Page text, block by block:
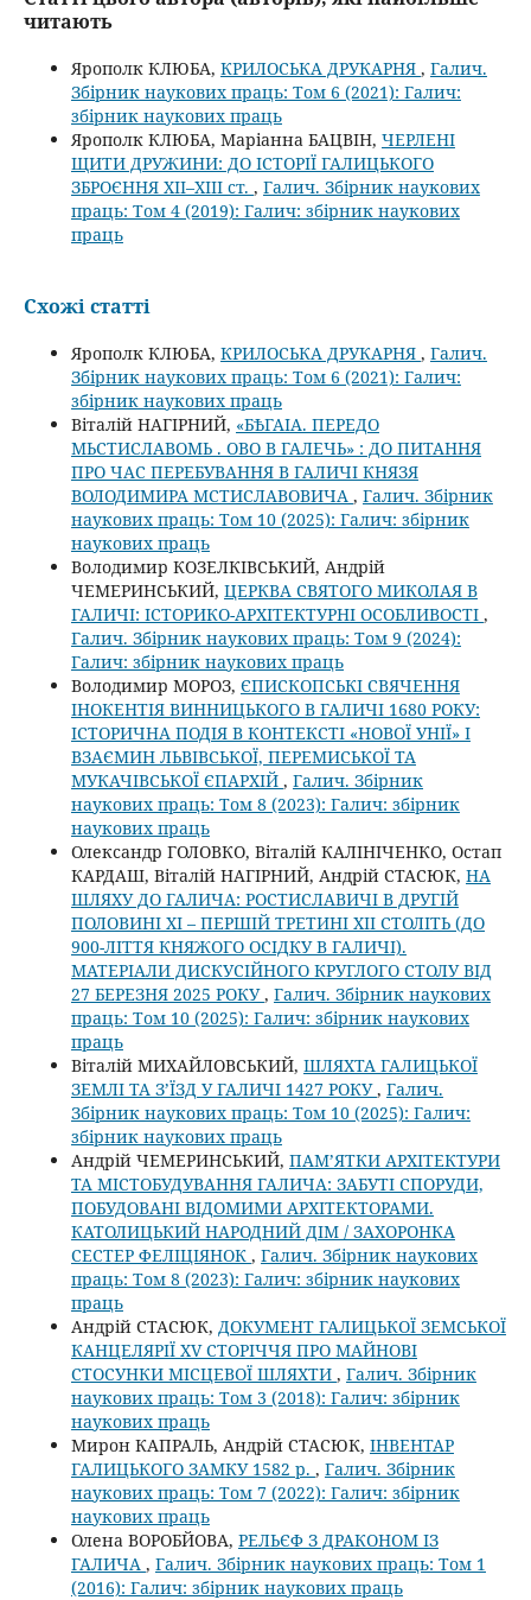
читають
Ярополк КЛЮБА, КРИЛОСЬКА ДРУКАРНЯ , Галич.
Збірник наукових праць: Том 6 (2021): Галич:
збірник наукових праць
Ярополк КЛЮБА, Маріанна БАЦВІН, ЧЕРЛЕНІ
ЩИТИ ДРУЖИНИ: ДО ІСТОРІЇ ГАЛИЦЬКОГО
ЗБРОЄННЯ ХІІ–ХІІІ ст. , Галич. Збірник наукових
праць: Том 4 (2019): Галич: збірник наукових
праць
Схожі статті
Ярополк КЛЮБА, КРИЛОСЬКА ДРУКАРНЯ , Галич.
Збірник наукових праць: Том 6 (2021): Галич:
збірник наукових праць
Віталій НАГІРНИЙ, «БѢГАІА. ПЕРЕДО
МЬСТИСЛАВОМЬ . ОВО В ГАЛЕЧЬ» : ДО ПИТАННЯ
ПРО ЧАС ПЕРЕБУВАННЯ В ГАЛИЧІ КНЯЗЯ
ВОЛОДИМИРА МСТИСЛАВОВИЧА , Галич. Збірник
наукових праць: Том 10 (2025): Галич: збірник
наукових праць
Володимир КОЗЕЛКІВСЬКИЙ, Андрій
ЧЕМЕРИНСЬКИЙ, ЦЕРКВА СВЯТОГО МИКОЛАЯ В
ГАЛИЧІ: ІСТОРИКО-АРХІТЕКТУРНІ ОСОБЛИВОСТІ ,
Галич. Збірник наукових праць: Том 9 (2024):
Галич: збірник наукових праць
Володимир МОРОЗ, ЄПИСКОПСЬКІ СВЯЧЕННЯ
ІНОКЕНТІЯ ВИННИЦЬКОГО В ГАЛИЧІ 1680 РОКУ:
ІСТОРИЧНА ПОДІЯ В КОНТЕКСТІ «НОВОЇ УНІЇ» І
ВЗАЄМИН ЛЬВІВСЬКОЇ, ПЕРЕМИСЬКОЇ ТА
МУКАЧІВСЬКОЇ ЄПАРХІЙ , Галич. Збірник
наукових праць: Том 8 (2023): Галич: збірник
наукових праць
Олександр ГОЛОВКО, Віталій КАЛІНІЧЕНКО, Остап
КАРДАШ, Віталій НАГІРНИЙ, Андрій СТАСЮК, НА
ШЛЯХУ ДО ГАЛИЧА: РОСТИСЛАВИЧІ В ДРУГІЙ
ПОЛОВИНІ ХІ – ПЕРШІЙ ТРЕТИНІ ХІІ СТОЛІТЬ (ДО
900-ЛІТТЯ КНЯЖОГО ОСІДКУ В ГАЛИЧІ).
МАТЕРІАЛИ ДИСКУСІЙНОГО КРУГЛОГО СТОЛУ ВІД
27 БЕРЕЗНЯ 2025 РОКУ, Галич. Збірник наукових
праць: Том 10 (2025): Галич: збірник наукових
праць
Віталій МИХАЙЛОВСЬКИЙ, ШЛЯХТА ГАЛИЦЬКОЇ
ЗЕМЛІ ТА З’ЇЗД У ГАЛИЧІ 1427 РОКУ, Галич.
Збірник наукових праць: Том 10 (2025): Галич:
збірник наукових праць
Андрій ЧЕМЕРИНСЬКИЙ, ПАМ’ЯТКИ АРХІТЕКТУРИ
ТА МІСТОБУДУВАННЯ ГАЛИЧА: ЗАБУТІ СПОРУДИ,
ПОБУДОВАНІ ВІДОМИМИ АРХІТЕКТОРАМИ.
КАТОЛИЦЬКИЙ НАРОДНИЙ ДІМ / ЗАХОРОНКА
СЕСТЕР ФЕЛІЦІЯНОК , Галич. Збірник наукових
праць: Том 8 (2023): Галич: збірник наукових
праць
Андрій СТАСЮК, ДОКУМЕНТ ГАЛИЦЬКОЇ ЗЕМСЬКОЇ
КАНЦЕЛЯРІЇ XV СТОРІЧЧЯ ПРО МАЙНОВІ
СТОСУНКИ МІСЦЕВОЇ ШЛЯХТИ , Галич. Збірник
наукових праць: Том 3 (2018): Галич: збірник
наукових праць
Мирон КАПРАЛЬ, Андрій СТАСЮК, ІНВЕНТАР
ГАЛИЦЬКОГО ЗАМКУ 1582 р. , Галич. Збірник
наукових праць: Том 7 (2022): Галич: збірник
наукових праць
Олена ВОРОБЙОВА, РЕЛЬЄФ З ДРАКОНОМ ІЗ
ГАЛИЧА , Галич. Збірник наукових праць: Том 1
(2016): Галич: збірник наукових праць